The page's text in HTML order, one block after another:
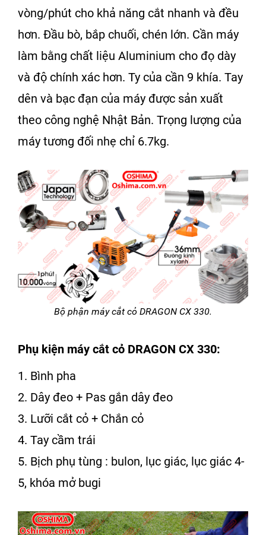
vòng/phút cho khả năng cắt nhanh và đều
hơn. Đầu bò, bắp chuối, chén lớn. Cần máy
làm bằng chất liệu Aluminium cho đọ dày
và độ chính xác hơn. Ty của cần 9 khía. Tay
dên và bạc đạn của máy được sản xuất
theo công nghệ Nhật Bản. Trọng lượng của
máy tương đối nhẹ chỉ 6.7kg.
Bộ phận máy cắt cỏ DRAGON CX 330.
Phụ kiện máy cắt cỏ DRAGON CX 330:
1. Bình pha
2. Dây đeo + Pas gắn dây đeo
3. Lưỡi cắt cỏ + Chắn cỏ
4. Tay cầm trái
5. Bịch phụ tùng : bulon, lục giác, lục giác 4-
5, khóa mở bugi